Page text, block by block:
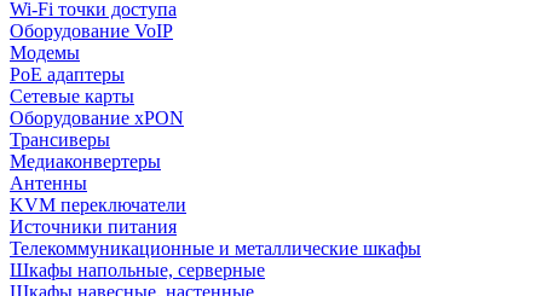
Wi-Fi точки доступа
Оборудование VoIP
Модемы
PoE адаптеры
Сетевые карты
Оборудование xPON
Трансиверы
Медиаконвертеры
Антенны
KVM переключатели
Источники питания
Телекоммуникационные и металлические шкафы
Шкафы напольные, серверные
Шкафы навесные, настенные